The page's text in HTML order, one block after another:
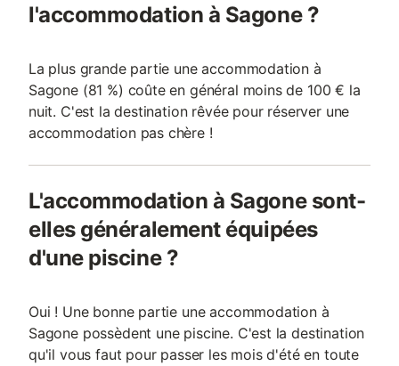
l'accommodation à Sagone ?
La plus grande partie une accommodation à
Sagone (81 %) coûte en général moins de 100 € la
nuit. C'est la destination rêvée pour réserver une
accommodation pas chère !
L'accommodation à Sagone sont-
elles généralement équipées
d'une piscine ?
Oui ! Une bonne partie une accommodation à
Sagone possèdent une piscine. C'est la destination
qu'il vous faut pour passer les mois d'été en toute